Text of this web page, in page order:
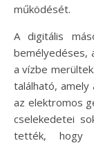
működését.
A digitális
bemélyedéses,
a vízbe
található,
az elektromos
cselekedetei
tették, hogy